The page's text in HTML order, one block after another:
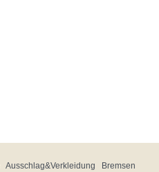
Ausschlag&Verkleidung
Bremsen